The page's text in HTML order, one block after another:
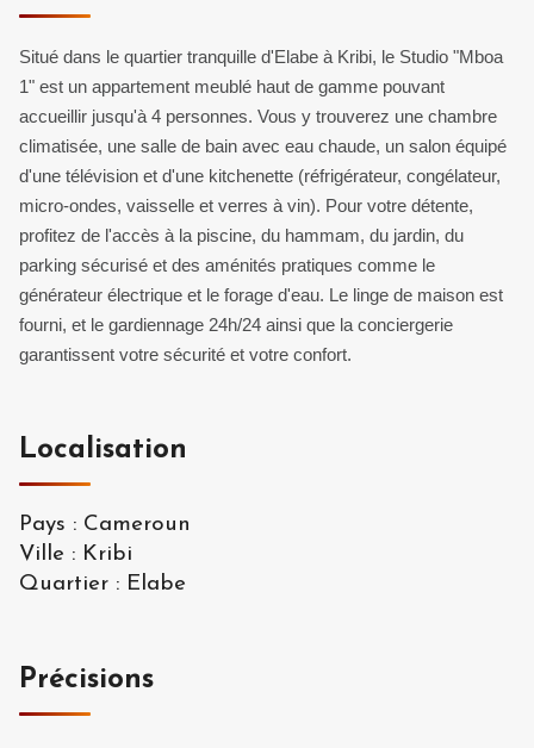
Situé dans le quartier tranquille d'Elabe à Kribi, le Studio "Mboa
1" est un appartement meublé haut de gamme pouvant
accueillir jusqu'à 4 personnes. Vous y trouverez une chambre
climatisée, une salle de bain avec eau chaude, un salon équipé
d'une télévision et d'une kitchenette (réfrigérateur, congélateur,
micro-ondes, vaisselle et verres à vin). Pour votre détente,
profitez de l'accès à la piscine, du hammam, du jardin, du
parking sécurisé et des aménités pratiques comme le
générateur électrique et le forage d'eau. Le linge de maison est
fourni, et le gardiennage 24h/24 ainsi que la conciergerie
garantissent votre sécurité et votre confort.
Localisation
Pays : Cameroun
Ville : Kribi
Quartier : Elabe
Précisions